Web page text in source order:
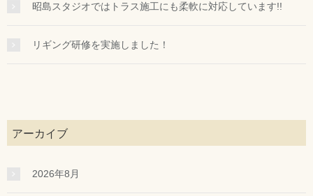
昭島スタジオではトラス施工にも柔軟に対応しています!!
リギング研修を実施しました！
アーカイブ
2026年8月